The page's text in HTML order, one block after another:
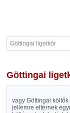
Göttingai
vagy Göttingai
jellemre eltérnek